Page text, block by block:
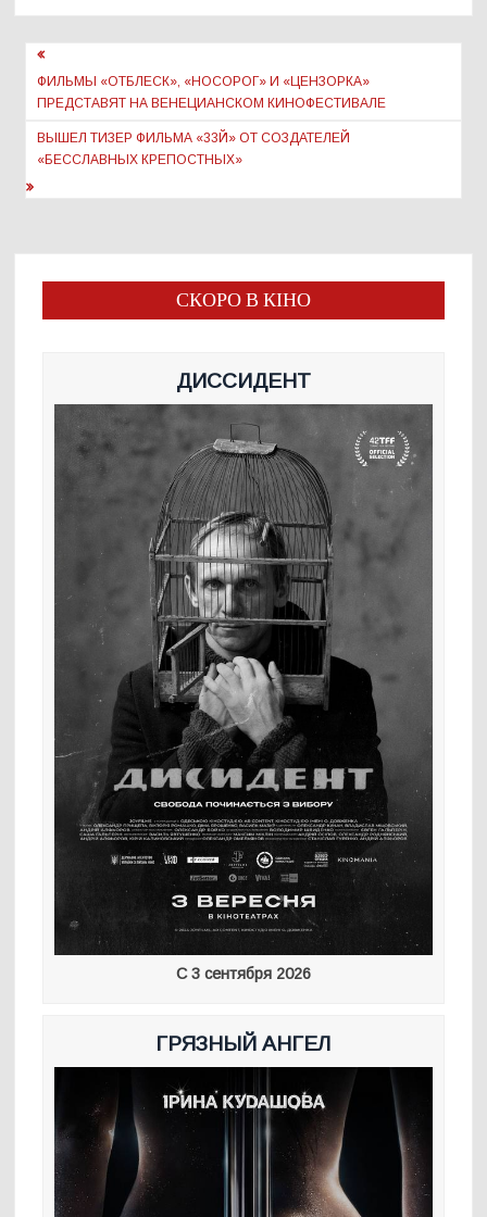
Навигация
по
записям
ФИЛЬМЫ «ОТБЛЕСК», «НОСОРОГ» И «ЦЕНЗОРКА»
ПРЕДСТАВЯТ НА ВЕНЕЦИАНСКОМ КИНОФЕСТИВАЛЕ
ВЫШЕЛ ТИЗЕР ФИЛЬМА «33Й» ОТ СОЗДАТЕЛЕЙ
«БЕССЛАВНЫХ КРЕПОСТНЫХ»
СКОРО В КІНО
ДИССИДЕНТ
С 3 сентября 2026
ГРЯЗНЫЙ АНГЕЛ